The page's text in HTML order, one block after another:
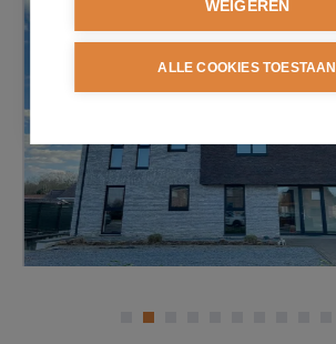
WEIGEREN
ALLE COOKIES TOESTAAN